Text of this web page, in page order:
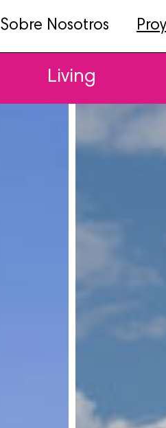
Sobre Nosotros
Living